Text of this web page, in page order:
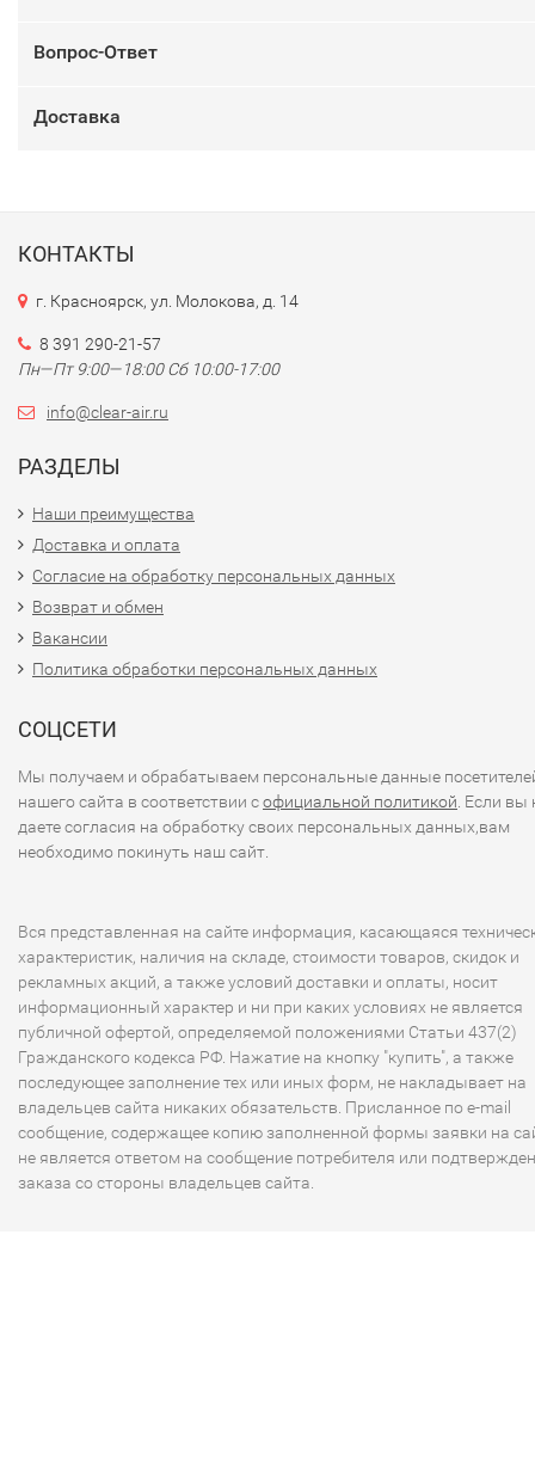
Вопрос-Ответ
Доставка
КОНТАКТЫ
г. Красноярск, ул. Молокова, д. 14
8 391 290-21-57
Пн—Пт 9:00—18:00 Сб 10:00-17:00
info@clear-air.ru
РАЗДЕЛЫ
Наши преимущества
Доставка и оплата
Согласие на обработку персональных данных
Возврат и обмен
Вакансии
Политика обработки персональных данных
СОЦСЕТИ
Мы получаем и обрабатываем персональные данные
нашего сайта в соответствии софициальной политикой . Если вы
даете согласия на обработку своих персональных данных,вам
необходимо покинуть наш сайт.
Вся представленная на сайте информация, касающаяся
характеристик, наличия на складе, стоимости товаров, скидок и
рекламных акций, а также условий доставки и оплаты, носит
информационный характер и ни при каких условиях не является
публичной офертой, определяемой положениями Статьи 437(2)
Гражданского кодекса РФ. Нажатие на кнопку "купить", а также
последующее заполнение тех или иных форм, не накладывает на
владельцев сайта никаких обязательств. Присланное по e-mail
сообщение, содержащее копию заполненной формы заявки на
не является ответом на сообщение потребителя или
заказа со стороны владельцев сайта.